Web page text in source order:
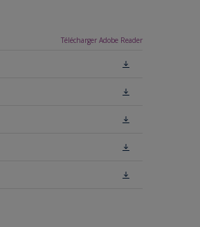
Télécharger Adobe Reader